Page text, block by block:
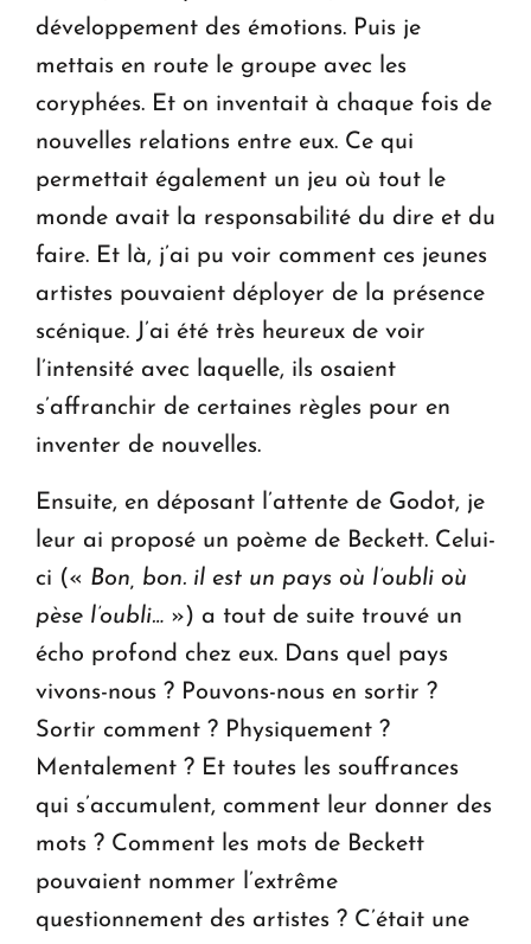
développement des émotions. Puis je
mettais en route le groupe avec les
coryphées. Et on inventait à chaque fois de
nouvelles relations entre eux. Ce qui
permettait également un jeu où tout le
monde avait la responsabilité du dire et du
faire. Et là, j’ai pu voir comment ces jeunes
artistes pouvaient déployer de la présence
scénique. J’ai été très heureux de voir
l’intensité avec laquelle, ils osaient
s’affranchir de certaines règles pour en
inventer de nouvelles.
Ensuite, en déposant l’attente de Godot, je
leur ai proposé un poème de Beckett. Celui-
ci (« Bon, bon. il est un pays où l’oubli où
pèse l’oubli… ») a tout de suite trouvé un
écho profond chez eux. Dans quel pays
vivons-nous ? Pouvons-nous en sortir ?
Sortir comment ? Physiquement ?
Mentalement ? Et toutes les souffrances
qui s’accumulent, comment leur donner des
mots ? Comment les mots de Beckett
pouvaient nommer l’extrême
questionnement des artistes ? C’était une